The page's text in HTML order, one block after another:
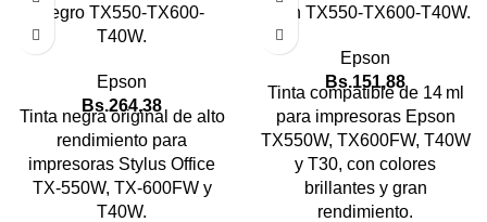
negro TX550-TX600-
T40W.
Epson
Bs.264,38
Tinta negra original de alto
rendimiento para
impresoras Stylus Office
TX‑550W, TX‑600FW y
T40W.
Cyan TX550-TX600-T40W.
Epson
Bs.151,88
Tinta compatible de 14 ml
para impresoras Epson
TX550W, TX600FW, T40W
y T30, con colores
brillantes y gran
rendimiento.